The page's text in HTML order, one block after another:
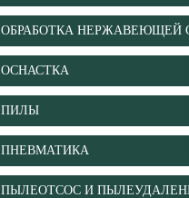
ОБРАБОТКА НЕРЖАВЕЮЩЕЙ
ОСНАСТКА
ПИЛЫ
ПНЕВМАТИКА
ПЫЛЕОТСОС И